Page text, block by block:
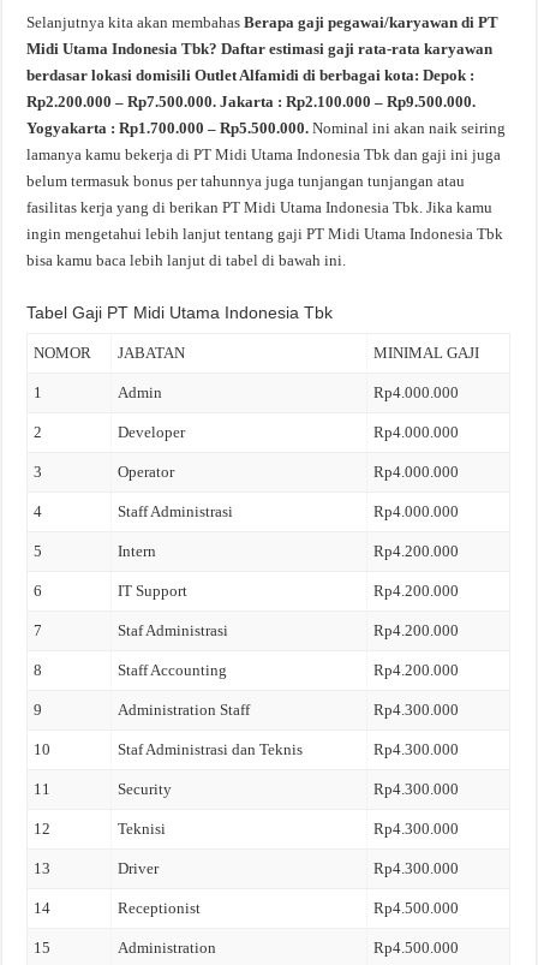
Selanjutnya kita akan membahasBerapa gaji pegawai/karyawan di PT
Midi Utama Indonesia Tbk? Daftar estimasi gaji rata-rata karyawan
berdasar lokasi domisili Outlet Alfamidi di berbagai kota: Depok :
Rp2.200.000 – Rp7.500.000. Jakarta : Rp2.100.000 – Rp9.500.000.
Yogyakarta : Rp1.700.000 – Rp5.500.000.Nominal ini akan naik seiring
lamanya kamu bekerja di PT Midi Utama Indonesia Tbk dan gaji ini juga
belum termasuk bonus per tahunnya juga tunjangan tunjangan atau
fasilitas kerja yang di berikan PT Midi Utama Indonesia Tbk. Jika kamu
ingin mengetahui lebih lanjut tentang gaji PT Midi Utama Indonesia Tbk
bisa kamu baca lebih lanjut di tabel di bawah ini.
Tabel Gaji PT Midi Utama Indonesia Tbk
NOMOR JABATAN MINIMAL GAJI
1 Admin Rp4.000.000
2 Developer Rp4.000.000
3 Operator Rp4.000.000
4 Staff Administrasi Rp4.000.000
5 Intern Rp4.200.000
6 IT Support Rp4.200.000
7 Staf Administrasi Rp4.200.000
8 Staff Accounting Rp4.200.000
9 Administration Staff Rp4.300.000
10 Staf Administrasi dan Teknis Rp4.300.000
11 Security Rp4.300.000
12 Teknisi Rp4.300.000
13 Driver Rp4.300.000
14 Receptionist Rp4.500.000
15 Administration Rp4.500.000